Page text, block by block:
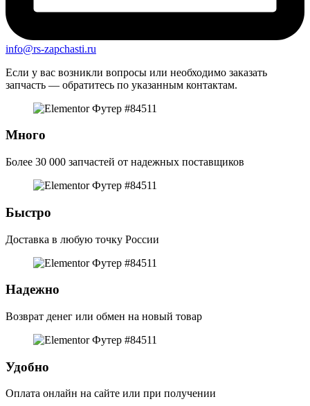
info@rs-zapchasti.ru
Если у вас возникли вопросы или необходимо заказать
запчасть — обратитесь по указанным контактам.
Много
Более 30 000 запчастей от надежных поставщиков
Быстро
Доставка в любую точку России
Надежно
Возврат денег или обмен на новый товар
Удобно
Оплата онлайн на сайте или при получении